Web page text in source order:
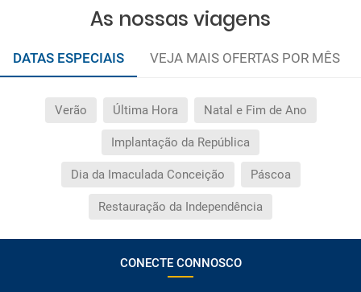
As nossas viagens
DATAS ESPECIAIS VEJA MAIS OFERTAS POR MÊS
Verão Última Hora Natal e Fim de Ano
Implantação da República
Dia da Imaculada Conceição Páscoa
Restauração da Independência
CONECTE CONNOSCO